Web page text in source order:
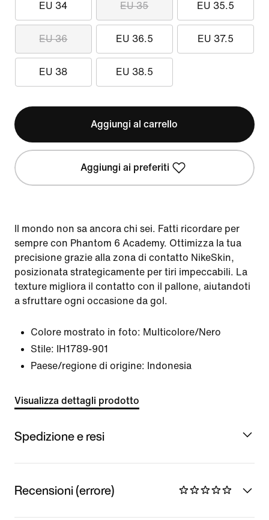
EU 34 EU 35 EU 35.5
EU 36 EU 36.5 EU 37.5
EU 38 EU 38.5
Aggiungi al carrello
Aggiungi ai preferiti
Il mondo non sa ancora chi sei. Fatti ricordare per
sempre con Phantom 6 Academy. Ottimizza la tua
precisione grazie alla zona di contatto NikeSkin,
posizionata strategicamente per tiri impeccabili. La
texture migliora il contatto con il pallone, aiutandoti
a sfruttare ogni occasione da gol.
Colore mostrato in foto: Multicolore/Nero
Stile:
IH1789-901
Paese/regione di origine: Indonesia
Visualizza dettagli prodotto
Spedizione e resi
Recensioni (errore)